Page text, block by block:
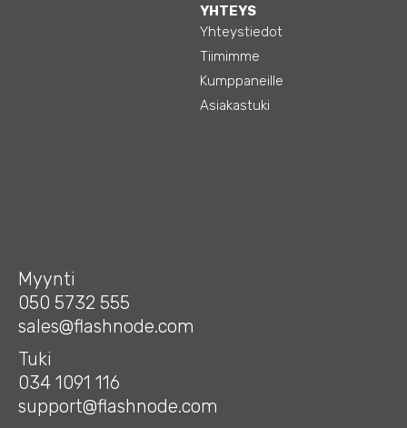
YHTEYS
Yhteystiedot
Tiimimme
Kumppaneille
Asiakastuki
Myynti
050 5732 555
sales@flashnode.com
Tuki
034 1091 116
support@flashnode.com